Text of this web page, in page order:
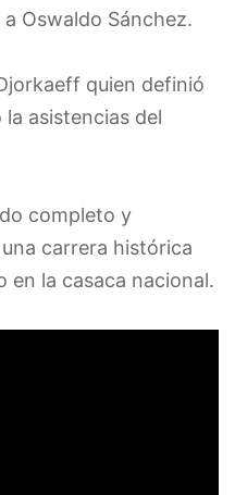
Oswaldo Sánchez.
quien definió
asistencias del
completo y
carrera histórica
en la casaca nacional.